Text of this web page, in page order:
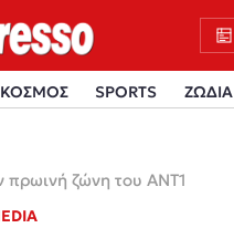
ΚΟΣΜΟΣ SPORTS ΖΩΔΙΑ
ζώνη του ΑΝΤ1